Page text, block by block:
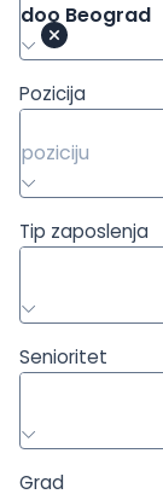
doo Beograd
Pozicija
poziciju
Tip zaposlenja
Senioritet
Grad